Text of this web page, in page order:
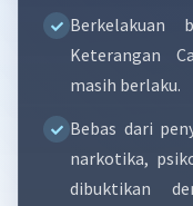
Berkelakuan
Keterangan
masih berlaku.
Bebas dari
narkotika,
dibuktikan